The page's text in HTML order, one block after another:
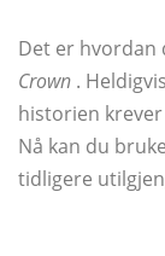
Det er hvordan
Crown .
historien
Nå kan du
tidligere